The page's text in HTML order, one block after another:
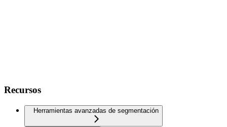
Recursos
Herramientas avanzadas de segmentación